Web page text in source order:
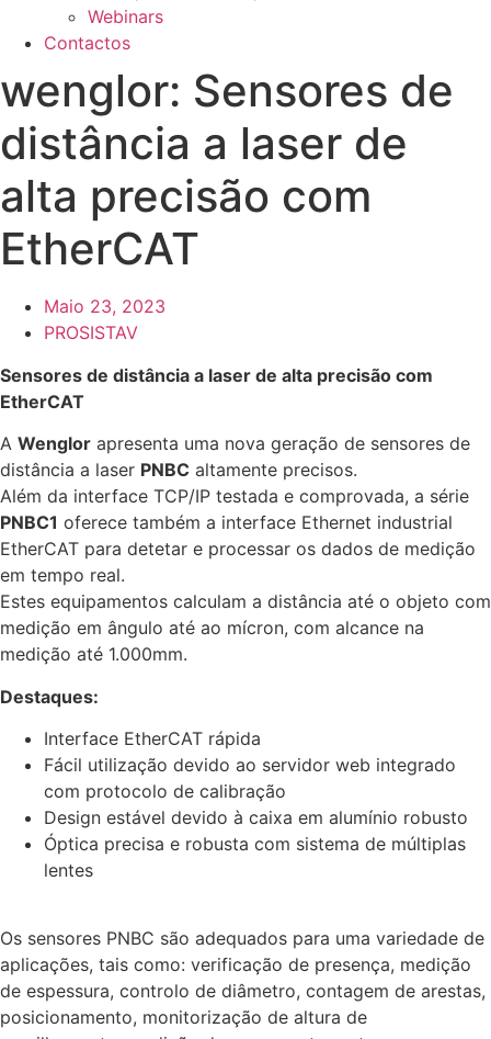
Webinars
Contactos
wenglor: Sensores de
distância a laser de
alta precisão com
EtherCAT
Maio 23, 2023
PROSISTAV
Sensores de distância a laser de alta precisão com
EtherCAT
A Wenglor apresenta uma nova geração de sensores de
distância a laser PNBC altamente precisos.
Além da interface TCP/IP testada e comprovada, a série
PNBC1 oferece também a interface Ethernet industrial
EtherCAT para detetar e processar os dados de medição
em tempo real.
Estes equipamentos calculam a distância até o objeto com
medição em ângulo até ao mícron, com alcance na
medição até 1.000mm.
Destaques:
Interface EtherCAT rápida
Fácil utilização devido ao servidor web integrado
com protocolo de calibração
Design estável devido à caixa em alumínio robusto
Óptica precisa e robusta com sistema de múltiplas
lentes
Os sensores PNBC são adequados para uma variedade de
aplicações, tais como: verificação de presença, medição
de espessura, controlo de diâmetro, contagem de arestas,
posicionamento, monitorização de altura de